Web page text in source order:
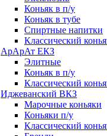
Коньяк в п/у
Коньяк в тубе
Спиртные напитки
Классический
АрАрАт ЕКЗ
Элитные
Коньяк в п/у
Классический
Иджеванский ВКЗ
Марочные коньяки
Коньяки п/у
Классический